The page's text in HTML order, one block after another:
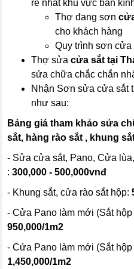
rẻ nhất khu vực bán
Thợ đang sơn
cho khách hàng
Quy trình sơn cửa
Thợ sửacửa sắt tại
sửa chữa chắc chắn
Nhận Sơn sửa cửa sắt
như sau:
Bảng giá tham khảo sửa
sắt, hàng rào sắt , khung
- Sửa cửa sắt, Pano, Cửa
:300,000 - 500,000vnđ
- Khung sắt, cửa rào sắt hộp:
- Cửa Pano làm mới (Sắt hộp
950,000/1m2
- Cửa Pano làm mới (Sắt hộp
1,450,000/1m2